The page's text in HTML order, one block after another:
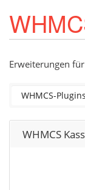
Erweiterungen
WHMCS